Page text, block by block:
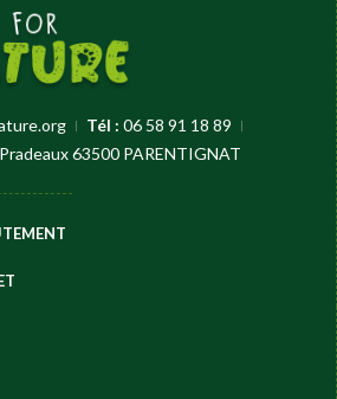
Tél : 06 58 91 18 89
63500 PARENTIGNAT